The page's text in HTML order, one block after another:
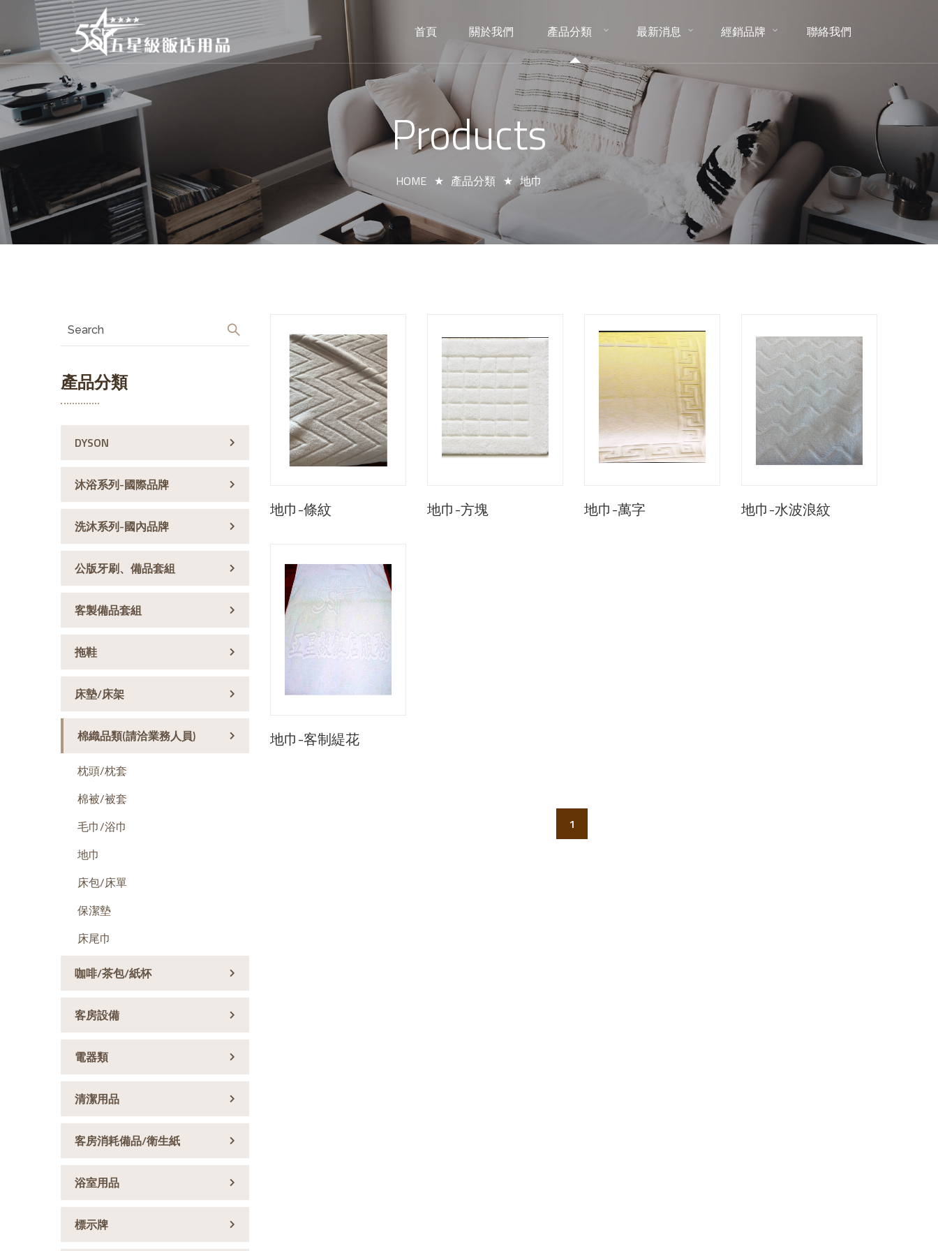
首頁
關於我們
ABOUT
產品分類
PRODUCTS
最新消息
經銷品牌
聯絡我們
Products
HOME 產品分類 地巾
產品分類
DYSON
沐浴系列-國際品牌
洗沐系列-國內品牌
公版牙刷、備品套組
客製備品套組
拖鞋
床墊/床架
棉織品類(請洽業務人員)
枕頭/枕套
棉被/被套
毛巾/浴巾
地巾
床包/床單
保潔墊
床尾巾
咖啡/茶包/紙杯
客房設備
電器類
清潔用品
客房消耗備品/衛生紙
浴室用品
標示牌
地巾-條紋 地巾-方塊 地巾-萬字 地巾-水波浪紋
地巾-客制緹花
1